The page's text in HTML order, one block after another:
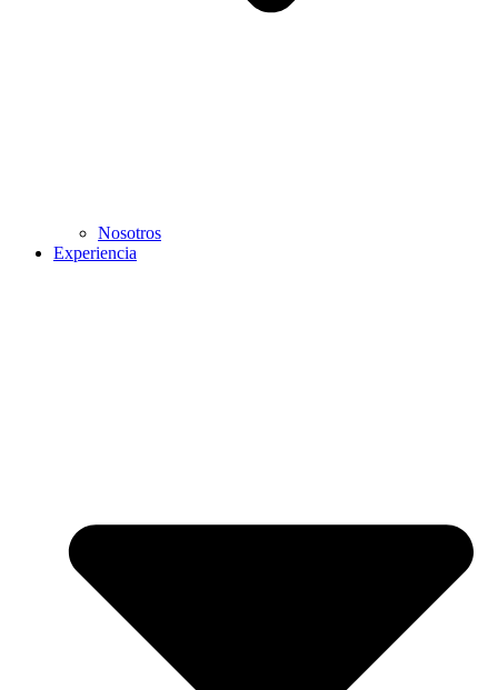
Nosotros
Experiencia